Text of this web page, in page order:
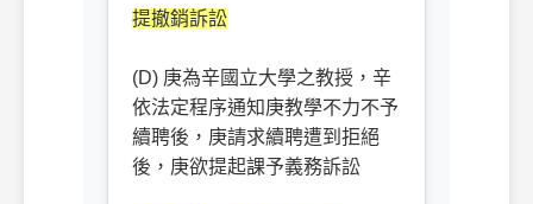
提撤銷訴訟
(D) 庚為辛國立大學之教授，辛
依法定程序通知庚教學不力不予
續聘後，庚請求續聘遭到拒絕
後，庚欲提起課予義務訴訟